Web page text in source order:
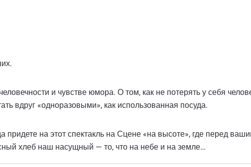
и чувстве юмора. О том, как не потерять у себя
вдруг «одноразовыми», как использованная посуда.
придете на этот спектакль на Сцене «на высоте», где перед
хлеб наш насущный — то, что на небе и на земле…